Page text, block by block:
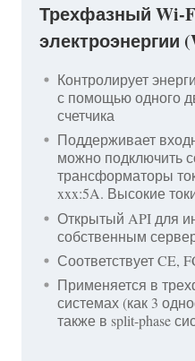
Трехфазный Wi-
электроэнергии
Контролирует
с помощью одного
счетчика
Поддерживает
можно подключить
трансформаторы
xxx:5A. Высокие
Открытый API для
собственным
Соответствует CE,
Применяется в
системах (как 3
также в split-phase